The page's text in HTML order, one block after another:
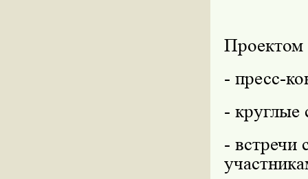
Проектом
- пресс-
- круглые
- встречи